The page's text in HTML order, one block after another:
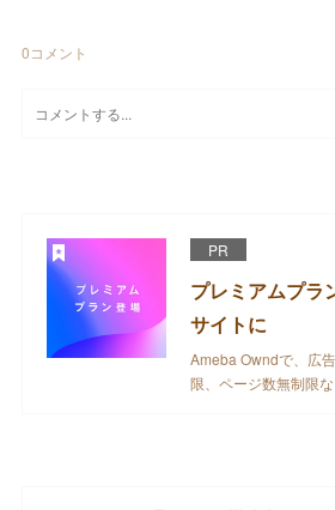
0コメント
PR
プレミアムプラ
サイトに
Ameba Owndで、広
限、ページ数無制限